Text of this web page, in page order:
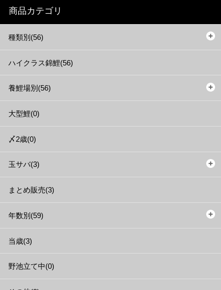
商品カテゴリ
種類別(56)
ハイクラス錦鯉(56)
養鯉場別(56)
大型鯉(0)
〆2歳(0)
玉サバ(3)
まとめ販売(3)
年数別(59)
当歳(3)
野池立て中(0)